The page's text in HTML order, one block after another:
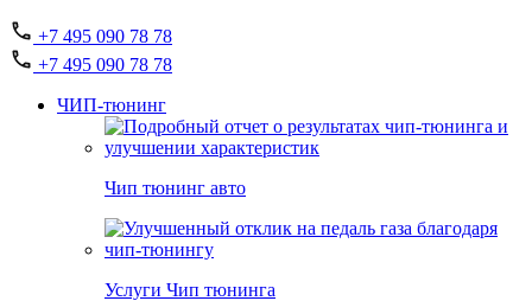
+7 495 090 78 78
+7 495 090 78 78
ЧИП-тюнинг
Чип тюнинг авто
Услуги Чип тюнинга